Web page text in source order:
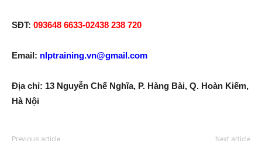
SĐT: 093648 6633-02438 238 720
Email: nlptraining.vn@gmail.com
Địa chỉ: 13 Nguyễn Chế Nghĩa, P. Hàng Bài, Q. Hoàn Kiếm,
Hà Nội
Previous article Next article